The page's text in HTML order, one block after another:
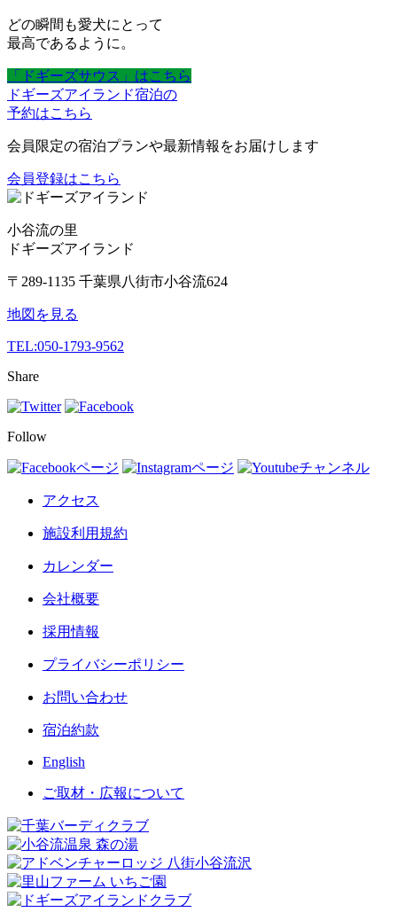
どの瞬間も愛犬にとって
最高であるように。
「ドギーズサウス」はこちら
ドギーズアイランド宿泊の
予約はこちら
会員限定の宿泊プランや最新情報をお届けします
会員登録はこちら
小谷流の里
ドギーズアイランド
〒289-1135 千葉県八街市小谷流624
地図を見る
TEL:050-1793-9562
Share
Follow
アクセス
施設利用規約
カレンダー
会社概要
採用情報
プライバシーポリシー
お問い合わせ
宿泊約款
English
ご取材・広報について